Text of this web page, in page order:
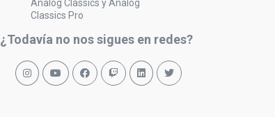
Analog Classics y Analog
Classics Pro
¿Todavía no nos sigues en redes?